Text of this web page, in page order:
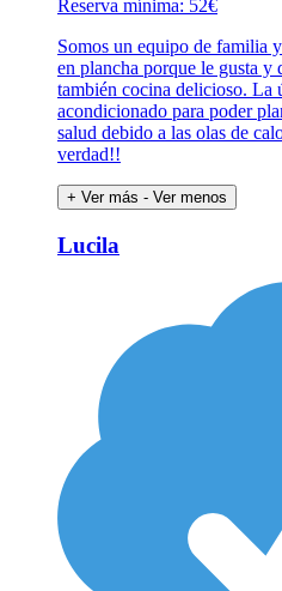
Reserva mínima: 52€
Somos un equipo de familia
en plancha porque le gusta y
también cocina delicioso. La
acondicionado para poder
salud debido a las olas de
verdad!!
+ Ver más - Ver menos
Lucila